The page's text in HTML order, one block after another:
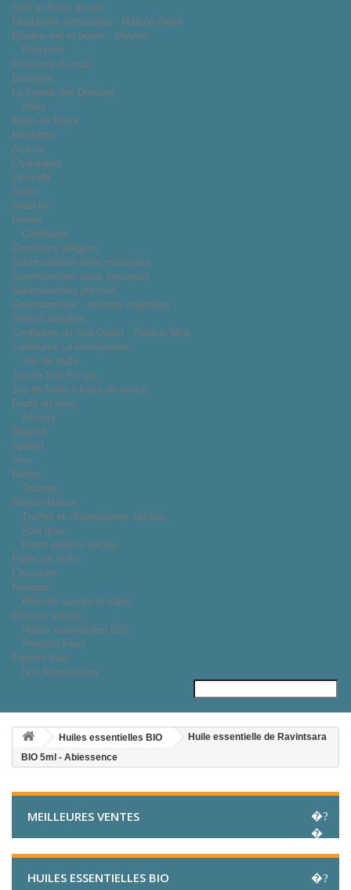
Sels et fleurs de sel
Moutardes artisanales - Maison Fallot
Moulins sel et poivre : Mirvine
Poissons
Poissons du midi
Bretagne
Le Fumet des Dombes
Miels
Miels de fleurs
Montagne
Acacia
Chataignier
Lavande
Sapin
Ardeche
Drome
Confitures
Confitures allégées
Gourmandises avec morceaux
Gourmandises sans morceaux
Gourmandises pur fruit
Gourmandises - recettes originales
Gelées allégées
Confitures du Sud-Ouest - Francis Miot
Confitures La Roumanière
Jus de fruits
Jus de fruit Pur jus
Jus de fruits à base de nectar
Fruits au sirop
Alcools
Digestif
Apéritif
Vins
Bières
Tisanes
Romon Nature
Truffes et champignons séchés
Foie gras
Petits plaisirs sucrés
Pâtes de fruits
Chocolats
Nougats
Biscuits sucrés et salés
Biscuits sucrés
Huiles essentielles BIO
Produits Frais
Paniers frais
Nos fournisseurs
Huiles essentielles BIO
Huile essentielle de Ravintsara
BIO 5ml - Abiessence
MEILLEURES VENTES
HUILES ESSENTIELLES BIO